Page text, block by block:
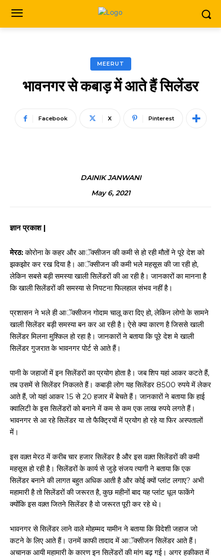
MEERUT
भावनगर से कबाड़ में आते हैं सिलेंडर
Facebook X Pinterest
DAINIK JANWANI
May 6, 2021
ज्ञान प्रकाश |
मेरठ:कोरोना के कहर और आॅक्सीजन की कमी से हो रही मौतों ने पूरे देश को
झकझोर कर रख दिया है। आॅक्सीजन की कमी भले महसूस की जा रही हो,
लेकिन सबसे बड़ी समस्या खाली सिलेंडरों की आ रही है। जानकारों का मानना है
कि खाली सिलेंडरों की समस्या से निपटना फिलहाल संभव नहीं है।
प्रशासन ने भले ही आॅक्सीजन गोदाम चालू करा दिए हो, लेकिन लोगो के सामने
खाली सिलेंडर बड़ी समस्या बन कर आ रही है। ऐसे क्या कारण है जिससे खाली
सिलेंडर मिलना मुश्किल हो रहा है। जानकारों ने बताया कि पूरे देश मे खाली
सिलेंडर गुजरात के भावनगर पोर्ट से आते हैं।
पानी के जहाजों में इन सिलेंडरों का प्रयोग होता है। जब शिप यहां आकर कटते हैं,
तब उसमें से सिलेंडर निकलते हैं। कबाड़ी लोग यह सिलेंडर 8500 रुपये में लेकर
आते हैं, जो यहां आकर 15 से 20 हजार में बेचते हैं। जानकारों ने बताया कि हाई
क्वालिटी के इस सिलेंडरों को बनाने में कम से कम एक लाख रुपये लगते हैं।
भावनगर से आ रहे सिलेंडर या तो फैक्ट्रियों में प्रयोग हो रहे या फिर अस्पतालों
में।
इस वक़्त मेरठ में करीब चार हजार सिलेंडर है और इस वक़्त सिलेंडरों की कमी
महसूस हो रही है। सिलेंडरों के कार्य से जुड़े संजय त्यागी ने बताया कि एक
सिलेंडर बनाने की लागत बहुत अधिक आती है और कोई क्यों प्लांट लगाए? अभी
महामारी है तो सिलेंडरों की जरूरत है, कुछ महीनों बाद यह प्लांट धूल फाकेंगे
क्योंकि इस वक़्त जितने सिलेंडर है वो जरूरत पूरी कर रहे थे।
भावनगर से सिलेंडर लाने वाले मोहम्मद यामीन ने बताया कि विदेशी जहाज जो
कटने के लिए आते हैं। उनमें काफी तादाद में आॅक्सीजन सिलेंडर आते हैं।
अचानक आयी महामारी के कारण इन सिलेंडरों की मांग बढ़ गई। अगर हकीकत में